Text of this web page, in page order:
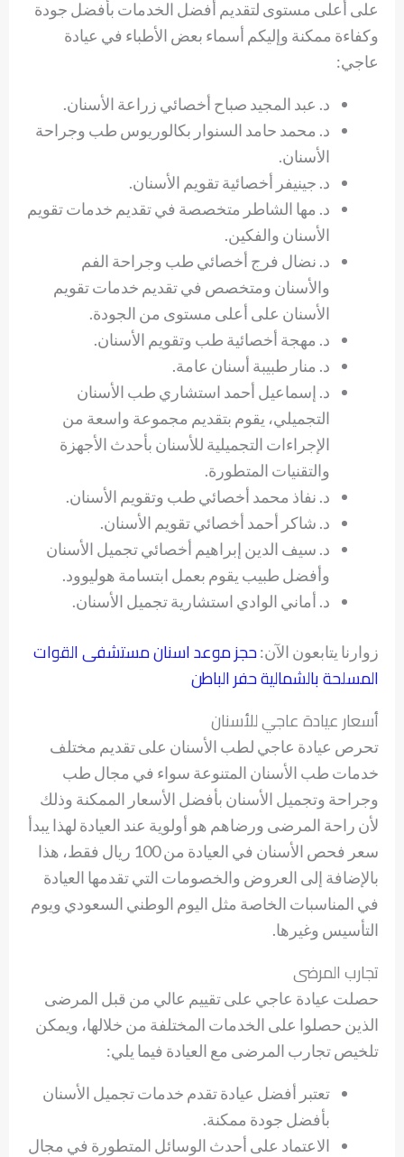
على أعلى مستوى لتقديم أفضل الخدمات بأفضل جودة
وكفاءة ممكنة وإليكم أسماء بعض الأطباء في عيادة
عاجي:
د. عبد المجيد صباح أخصائي زراعة الأسنان.
د. محمد حامد السنوار بكالوريوس طب وجراحة
الأسنان.
د. جينيفر أخصائية تقويم الأسنان.
د. مها الشاطر متخصصة في تقديم خدمات تقويم
الأسنان والفكين.
د. نضال فرج أخصائي طب وجراحة الفم
والأسنان ومتخصص في تقديم خدمات تقويم
الأسنان على أعلى مستوى من الجودة.
د. مهجة أخصائية طب وتقويم الأسنان.
د. منار طبيبة أسنان عامة.
د. إسماعيل أحمد استشاري طب الأسنان
التجميلي، يقوم بتقديم مجموعة واسعة من
الإجراءات التجميلية للأسنان بأحدث الأجهزة
والتقنيات المتطورة.
د. نفاذ محمد أخصائي طب وتقويم الأسنان.
د. شاكر أحمد أخصائي تقويم الأسنان.
د. سيف الدين إبراهيم أخصائي تجميل الأسنان
وأفضل طبيب يقوم بعمل ابتسامة هوليوود.
د. أماني الوادي استشارية تجميل الأسنان.
زوارنا يتابعون الآن:حجز موعد اسنان مستشفى القوات
المسلحة بالشمالية حفر الباطن
أسعار عيادة عاجي للأسنان
تحرص عيادة عاجي لطب الأسنان على تقديم مختلف
خدمات طب الأسنان المتنوعة سواء في مجال طب
وجراحة وتجميل الأسنان بأفضل الأسعار الممكنة وذلك
لأن راحة المرضى ورضاهم هو أولوية عند العيادة لهذا يبدأ
سعر فحص الأسنان في العيادة من 100 ريال فقط، هذا
بالإضافة إلى العروض والخصومات التي تقدمها العيادة
في المناسبات الخاصة مثل اليوم الوطني السعودي ويوم
التأسيس وغيرها.
تجارب المرضى
حصلت عيادة عاجي على تقييم عالي من قبل المرضى
الذين حصلوا على الخدمات المختلفة من خلالها، ويمكن
تلخيص تجارب المرضى مع العيادة فيما يلي:
تعتبر أفضل عيادة تقدم خدمات تجميل الأسنان
بأفضل جودة ممكنة.
الاعتماد على أحدث الوسائل المتطورة في مجال